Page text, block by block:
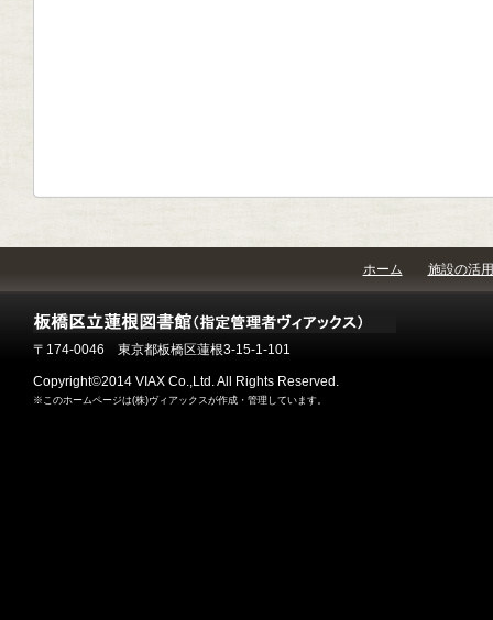
ホーム 施設の活用
〒174-0046 東京都板橋区蓮根3-15-1-101
Copyright©2014 VIAX Co.,Ltd. All Rights Reserved.
※このホームページは(株)ヴィアックスが作成・管理しています。